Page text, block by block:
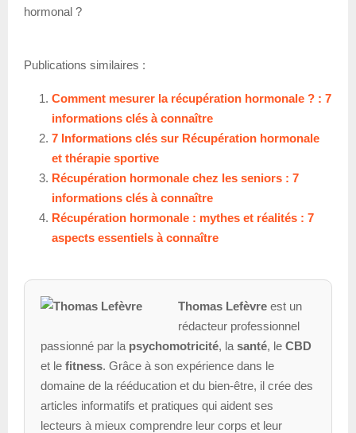
hormonal ?
Publications similaires :
Comment mesurer la récupération hormonale ? : 7
informations clés à connaître
7 Informations clés sur Récupération hormonale
et thérapie sportive
Récupération hormonale chez les seniors : 7
informations clés à connaître
Récupération hormonale : mythes et réalités : 7
aspects essentiels à connaître
Thomas Lefèvreest un
rédacteur professionnel
passionné par la psychomotricité, la santé, le CBD
et le fitness. Grâce à son expérience dans le
domaine de la rééducation et du bien-être, il crée des
articles informatifs et pratiques qui aident ses
lecteurs à mieux comprendre leur corps et leur